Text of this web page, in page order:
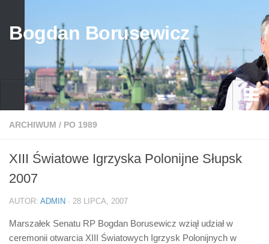
Bogdan Borusewicz
Aktualności
przed 1989
po 1989
Media
Galeria
ARCHIWUM / PO 1989
XIII Światowe Igrzyska Polonijne Słupsk
2007
AUTOR: ADMIN · 28 LIPCA, 2007
Marszałek Senatu RP Bogdan Borusewicz wziął udział w
ceremonii otwarcia XIII Światowych Igrzysk Polonijnych w